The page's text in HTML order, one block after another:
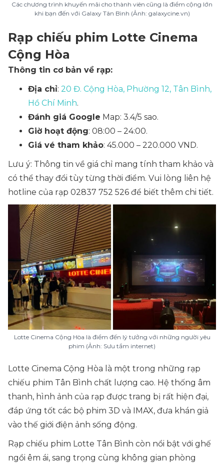
Các chương trình khuyến mãi cho thành viên cũng là điểm cộng lớn
khi bạn đến với Galaxy Tân Bình (Ảnh: galaxycine.vn)
Rạp chiếu phim Lotte Cinema
Cộng Hòa
Thông tin cơ bản về rạp:
Địa chỉ: 20 Đ. Cộng Hòa, Phường 12, Tân Bình,
Hồ Chí Minh.
Đánh giá Google Map: 3.4/5 sao.
Giờ hoạt động: 08:00 – 24:00.
Giá vé tham khảo: 45.000 – 220.000 VND.
Lưu ý: Thông tin về giá chỉ mang tính tham khảo và
có thể thay đổi tùy từng thời điểm. Vui lòng liên hệ
hotline của rạp 02837 752 526 để biết thêm chi tiết.
Lotte Cinema Cộng Hòa là điểm đến lý tưởng với những người yêu
phim (Ảnh: Sưu tầm internet)
Lotte Cinema Cộng Hòa là một trong những rạp
chiếu phim Tân Bình chất lượng cao. Hệ thống âm
thanh, hình ảnh của rạp được trang bị rất hiện đại,
đáp ứng tốt các bộ phim 3D và IMAX, đưa khán giả
vào thế giới điện ảnh sống động.
Rạp chiếu phim Lotte Tân Bình còn nổi bật với ghế
ngồi êm ái, sang trọng cùng không gian phòng